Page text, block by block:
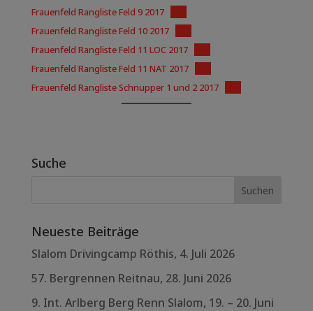
Frauenfeld Rangliste Feld 9 2017
Frauenfeld Rangliste Feld 10 2017
Frauenfeld Rangliste Feld 11 LOC 2017
Frauenfeld Rangliste Feld 11 NAT 2017
Frauenfeld Rangliste Schnupper 1 und 2 2017
Suche
Neueste Beiträge
Slalom Drivingcamp Röthis, 4. Juli 2026
57. Bergrennen Reitnau, 28. Juni 2026
9. Int. Arlberg Berg Renn Slalom, 19. – 20. Juni